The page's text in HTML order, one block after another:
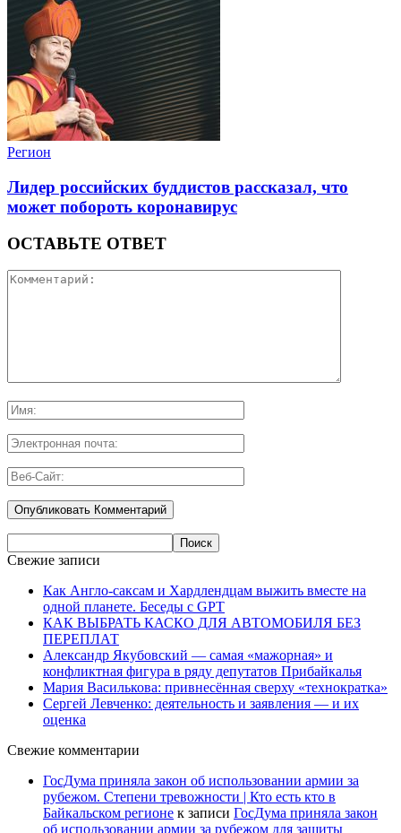
Регион
Лидер российских буддистов рассказал, что
может побороть коронавирус
ОСТАВЬТЕ ОТВЕТ
Свежие записи
Как Англо-саксам и Хардлендцам выжить вместе на
одной планете. Беседы с GPT
КАК ВЫБРАТЬ КАСКО ДЛЯ АВТОМОБИЛЯ БЕЗ
ПЕРЕПЛАТ
Александр Якубовский — самая «мажорная» и
конфликтная фигура в ряду депутатов Прибайкалья
Мария Василькова: привнесённая сверху «технократка»
Сергей Левченко: деятельность и заявления — и их
оценка
Свежие комментарии
ГосДума приняла закон об использовании армии за
рубежом. Степени тревожности | Кто есть кто в
Байкальском регионе к записи ГосДума приняла закон
об использовании армии за рубежом для защиты